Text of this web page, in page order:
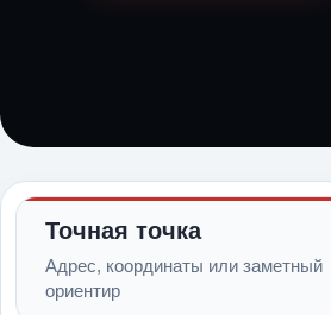
Точная точка
Адрес, координаты или заметный
ориентир